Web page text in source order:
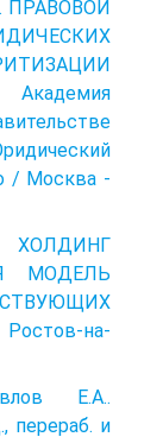
ПРАВОВОЙ
/ Москва -
ХОЛДИНГ
МОДЕЛЬ
на-
Е.А..
перераб. и